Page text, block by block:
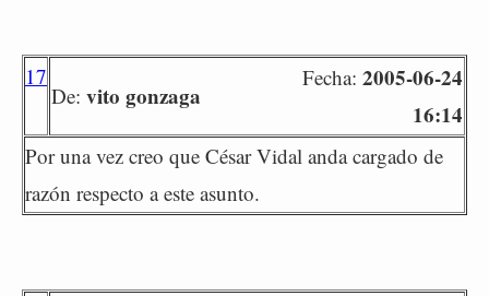
17
De: vito gonzaga
Fecha: 2005-06-24
16:14
Por una vez creo que César Vidal anda cargado de
razón respecto a este asunto.